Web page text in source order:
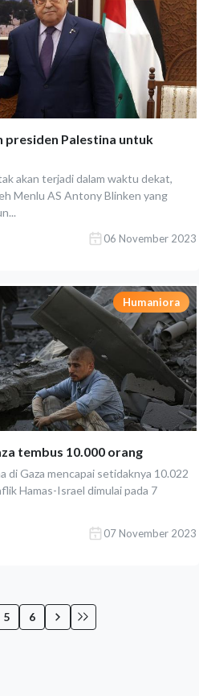
presiden Palestina untuk
akan terjadi dalam waktu dekat,
Menlu AS Antony Blinken yang
06 November 2023
Humaniora
tembus 10.000 orang
di Gaza mencapai setidaknya 10.022
Hamas-Israel dimulai pada 7
07 November 2023
5 6